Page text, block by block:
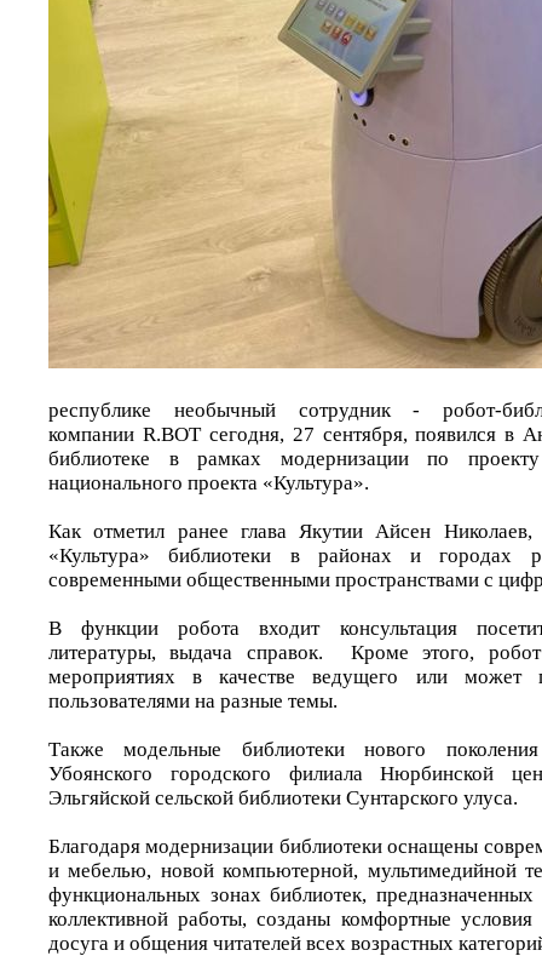
республике необычный сотрудник - робот-
компании R.BOT сегодня, 27 сентября, появился в
библиотеке в рамках модернизации по
национального проекта «Культура».
Как отметил ранее глава Якутии Айсен Николаев,
«Культура» библиотеки в районах и городах
современными общественными пространствами с
В функции робота входит консультация
литературы, выдача справок. Кроме этого,
мероприятиях в качестве ведущего или может
пользователями на разные темы.
Также модельные библиотеки нового
Убоянского городского филиала Нюрбинской
Эльгяйской сельской библиотеки Сунтарского улуса.
Благодаря модернизации библиотеки оснащены
и мебелью, новой компьютерной, мультимедийной
функциональных зонах библиотек,
коллективной работы, созданы комфортные условия
досуга и общения читателей всех возрастных